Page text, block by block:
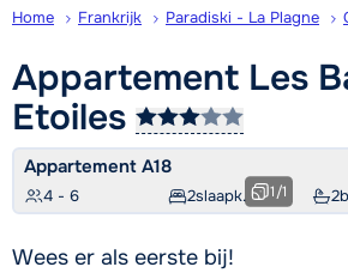
Home Frankrijk Paradiski - La Plagne
Appartement Les
Etoiles
Appartement A18
4 - 6 2slaapk. 2
1/1
Wees er als eerste bij!